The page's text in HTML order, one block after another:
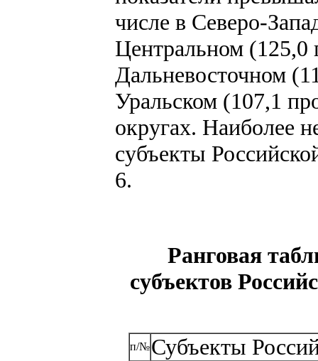
числе в Северо-
Центральном (125,0
Дальневосточном
Уральском (107,1
округах. Наиболее
субъекты
6.
Ранговая
субъектов
п/№Субъекты